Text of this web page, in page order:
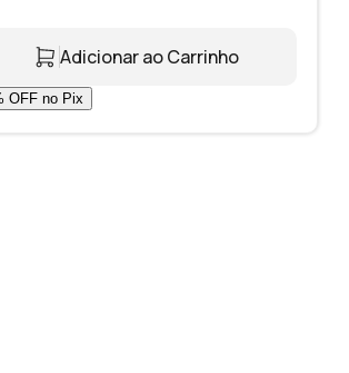
Adicionar ao Carrinho